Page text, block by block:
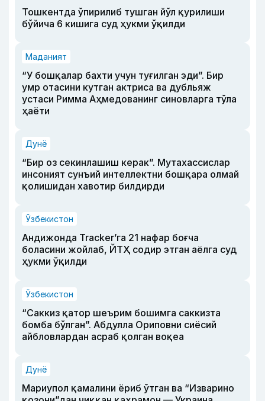
Тошкентда ўпирилиб тушган йўл қурилиши
бўйича 6 кишига суд ҳукми ўқилди
Маданият
“У бошқалар бахти учун туғилган эди”. Бир
умр отасини кутган актриса ва дубльяж
устаси Римма Аҳмедованинг синовларга тўла
ҳаёти
Дунё
“Бир оз секинлашиш керак”. Мутахассислар
инсоният сунъий интеллектни бошқара олмай
қолишидан хавотир билдирди
Ўзбекистон
Андижонда Tracker’га 21 нафар боғча
боласини жойлаб, ЙТҲ содир этган аёлга суд
ҳукми ўқилди
Ўзбекистон
“Саккиз қатор шеърим бошимга саккизта
бомба бўлган”. Абдулла Ориповни сиёсий
айбловлардан асраб қолган воқеа
Дунё
Мариупол қамалини ёриб ўтган ва “Изварино